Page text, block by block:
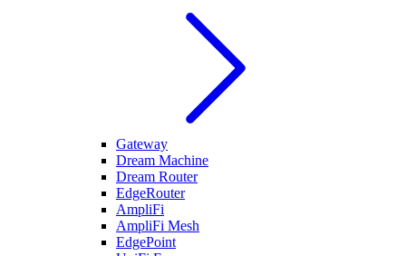
Gateway
Dream Machine
Dream Router
EdgeRouter
AmpliFi
AmpliFi Mesh
EdgePoint